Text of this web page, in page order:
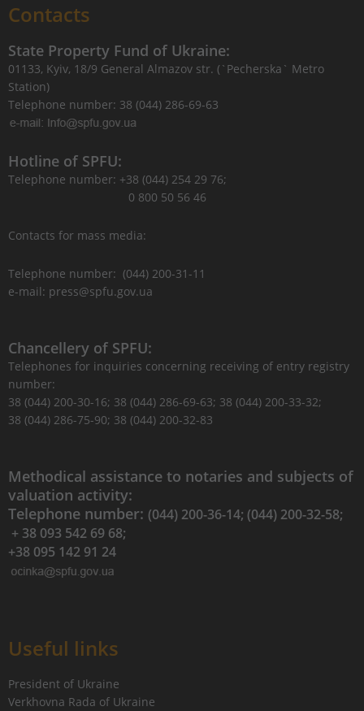
Contacts
State Property Fund of Ukraine:
01133, Kyiv, 18/9 General Almazov str. (`Pecherska` Metro
Station)
Telephone number: 38 (044) 286-69-63
Hotline of SPFU:
Telephone number: +38 (044) 254 29 76;
0 800 50 56 46
Contacts for mass media:
Telephone number: (044) 200-31-11
e-mail: press@spfu.gov.ua
Chancellery of SPFU:
Telephones for inquiries concerning receiving of entry registry
number:
38 (044) 200-30-16; 38 (044) 286-69-63; 38 (044) 200-33-32;
38 (044) 286-75-90; 38 (044) 200-32-83
Methodical assistance to notaries and subjects of
valuation activity:
Telephone number: (044) 200-36-14; (044) 200-32-58;
+ 38 093 542 69 68;
+38 095 142 91 24
Useful links
President of Ukraine
Verkhovna Rada of Ukraine